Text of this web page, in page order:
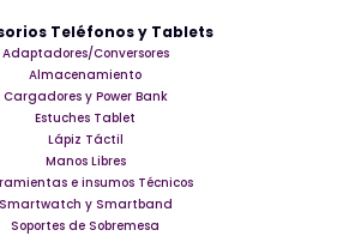
Teléfonos y Tablets
Adaptadores/Conversores
Almacenamiento
Cargadores y Power Bank
Estuches Tablet
Lápiz Táctil
Manos Libres
e insumos Técnicos
Smartwatch y Smartband
Soportes de Sobremesa